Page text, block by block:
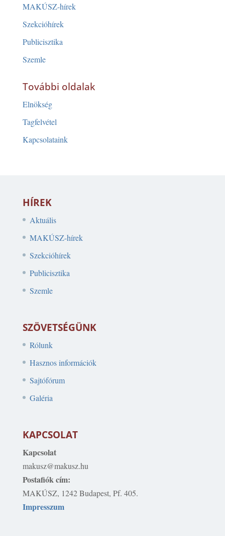
MAKÚSZ-hírek
Szekcióhírek
Publicisztika
Szemle
További oldalak
Elnökség
Tagfelvétel
Kapcsolataink
HÍREK
Aktuális
MAKÚSZ-hírek
Szekcióhírek
Publicisztika
Szemle
SZÖVETSÉGÜNK
Rólunk
Hasznos információk
Sajtófórum
Galéria
KAPCSOLAT
Kapcsolat
makusz@makusz.hu
Postafiók cím:
MAKÚSZ, 1242 Budapest, Pf. 405.
Impresszum